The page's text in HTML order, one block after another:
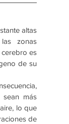
altas
zonas
es
de su
sean más
lo que
de